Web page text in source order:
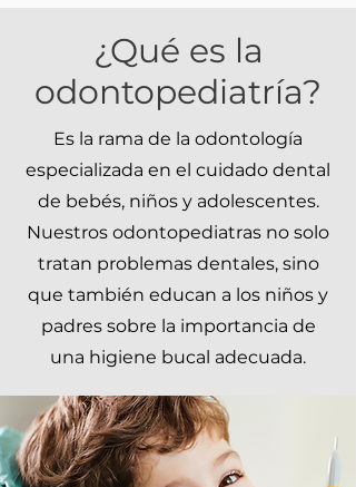
¿Qué es la
odontopediatría?
Es la rama de la odontología
especializada en el cuidado dental
de bebés, niños y adolescentes.
Nuestros odontopediatras no solo
tratan problemas dentales, sino
que también educan a los niños y
padres sobre la importancia de
una higiene bucal adecuada.